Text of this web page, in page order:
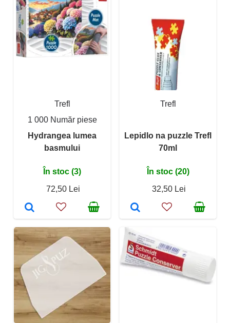
Trefl
1 000 Număr piese
Hydrangea lumea
basmului
În stoc (3)
72,50 Lei
Trefl
Lepidlo na puzzle Trefl
70ml
În stoc (20)
32,50 Lei